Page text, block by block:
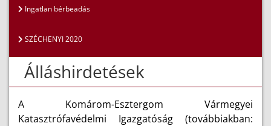
Ingatlan bérbeadás
SZÉCHENYI 2020
Álláshirdetések
A Komárom-Esztergom Vármegyei
Katasztrófavédelmi Igazgatóság (továbbiakban: